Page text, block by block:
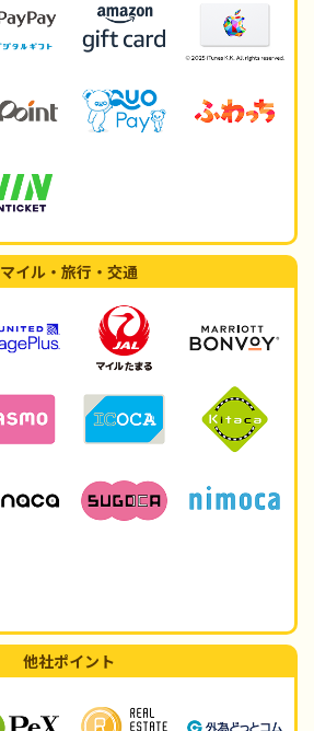
マイル・旅行・交通
他社ポイント